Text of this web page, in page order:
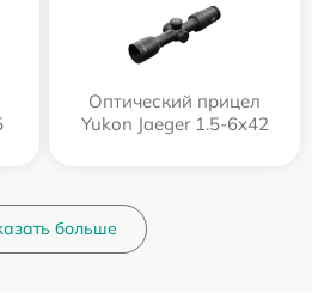
Оптический прицел
Yukon Jaeger 1.5-6x42
больше